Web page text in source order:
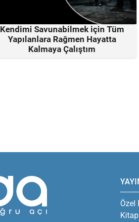
Kendimi Savunabilmek için Tüm
Yapılanlara Rağmen Hayatta
Kalmaya Çalıştım
Özel